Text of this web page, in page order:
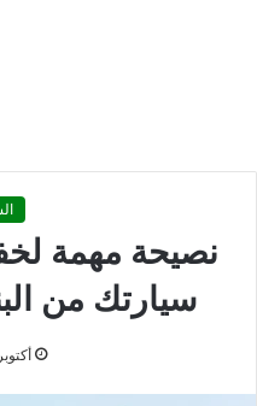
نصيحة مهمة
سيارتك من
أكتوبر 7, 2022